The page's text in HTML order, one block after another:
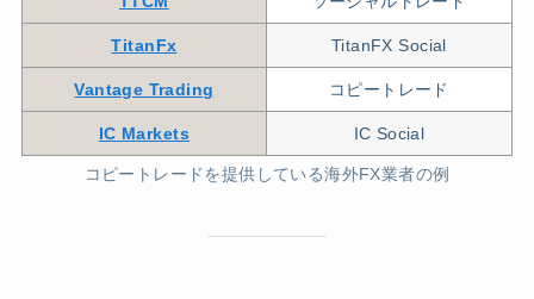
TitanFx TitanFX Social
Vantage Trading コピートレード
IC Markets IC Social
コピートレードを提供している海外FX業者の例